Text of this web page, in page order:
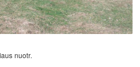
nuotr.